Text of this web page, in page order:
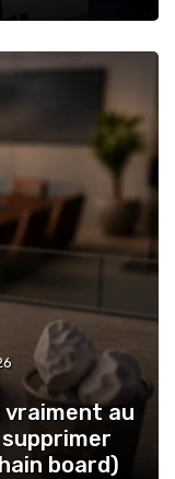
au
board)